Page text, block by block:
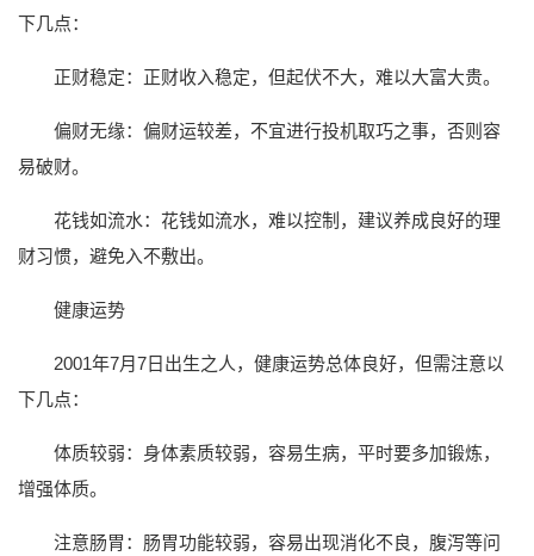
下几点：
正财稳定：正财收入稳定，但起伏不大，难以大富大贵。
偏财无缘：偏财运较差，不宜进行投机取巧之事，否则容
易破财。
花钱如流水：花钱如流水，难以控制，建议养成良好的理
财习惯，避免入不敷出。
健康运势
2001年7月7日出生之人，健康运势总体良好，但需注意以
下几点：
体质较弱：身体素质较弱，容易生病，平时要多加锻炼，
增强体质。
注意肠胃：肠胃功能较弱，容易出现消化不良，腹泻等问